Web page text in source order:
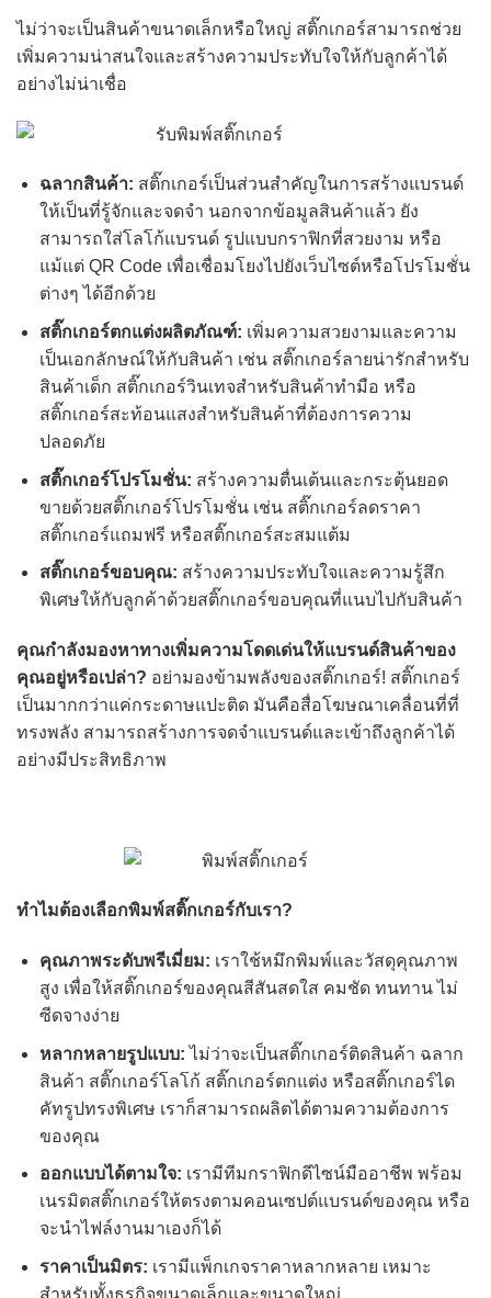
ไม่ว่าจะเป็นสินค้าขนาดเล็กหรือใหญ่ สติ๊กเกอร์สามารถช่วย
เพิ่มความน่าสนใจและสร้างความประทับใจให้กับลูกค้าได้
อย่างไม่น่าเชื่อ
ฉลากสินค้า: สติ๊กเกอร์เป็นส่วนสำคัญในการสร้างแบรนด์
ให้เป็นที่รู้จักและจดจำ นอกจากข้อมูลสินค้าแล้ว ยัง
สามารถใส่โลโก้แบรนด์ รูปแบบกราฟิกที่สวยงาม หรือ
แม้แต่ QR Code เพื่อเชื่อมโยงไปยังเว็บไซต์หรือโปรโมชั่น
ต่างๆ ได้อีกด้วย
สติ๊กเกอร์ตกแต่งผลิตภัณฑ์: เพิ่มความสวยงามและความ
เป็นเอกลักษณ์ให้กับสินค้า เช่น สติ๊กเกอร์ลายน่ารักสำหรับ
สินค้าเด็ก สติ๊กเกอร์วินเทจสำหรับสินค้าทำมือ หรือ
สติ๊กเกอร์สะท้อนแสงสำหรับสินค้าที่ต้องการความ
ปลอดภัย
สติ๊กเกอร์โปรโมชั่น: สร้างความตื่นเต้นและกระตุ้นยอด
ขายด้วยสติ๊กเกอร์โปรโมชั่น เช่น สติ๊กเกอร์ลดราคา
สติ๊กเกอร์แถมฟรี หรือสติ๊กเกอร์สะสมแต้ม
สติ๊กเกอร์ขอบคุณ: สร้างความประทับใจและความรู้สึก
พิเศษให้กับลูกค้าด้วยสติ๊กเกอร์ขอบคุณที่แนบไปกับสินค้า
คุณกำลังมองหาทางเพิ่มความโดดเด่นให้แบรนด์สินค้าของ
คุณอยู่หรือเปล่า? อย่ามองข้ามพลังของสติ๊กเกอร์! สติ๊กเกอร์
เป็นมากกว่าแค่กระดาษแปะติด มันคือสื่อโฆษณาเคลื่อนที่ที่
ทรงพลัง สามารถสร้างการจดจำแบรนด์และเข้าถึงลูกค้าได้
อย่างมีประสิทธิภาพ
ทำไมต้องเลือกพิมพ์สติ๊กเกอร์กับเรา?
คุณภาพระดับพรีเมี่ยม: เราใช้หมึกพิมพ์และวัสดุคุณภาพ
สูง เพื่อให้สติ๊กเกอร์ของคุณสีสันสดใส คมชัด ทนทาน ไม่
ซีดจางง่าย
หลากหลายรูปแบบ: ไม่ว่าจะเป็นสติ๊กเกอร์ติดสินค้า ฉลาก
สินค้า สติ๊กเกอร์โลโก้ สติ๊กเกอร์ตกแต่ง หรือสติ๊กเกอร์ได
คัทรูปทรงพิเศษ เราก็สามารถผลิตได้ตามความต้องการ
ของคุณ
ออกแบบได้ตามใจ: เรามีทีมกราฟิกดีไซน์มืออาชีพ พร้อม
เนรมิตสติ๊กเกอร์ให้ตรงตามคอนเซปต์แบรนด์ของคุณ หรือ
จะนำไฟล์งานมาเองก็ได้
ราคาเป็นมิตร: เรามีแพ็กเกจราคาหลากหลาย เหมาะ
สำหรับทั้งธุรกิจขนาดเล็กและขนาดใหญ่